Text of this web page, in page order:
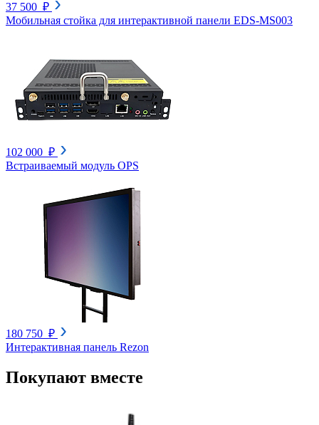
37 500 ₽
Мобильная стойка для интерактивной панели EDS-MS003
102 000 ₽
Встраиваемый модуль OPS
180 750 ₽
Интерактивная панель Rezon
Покупают вместе